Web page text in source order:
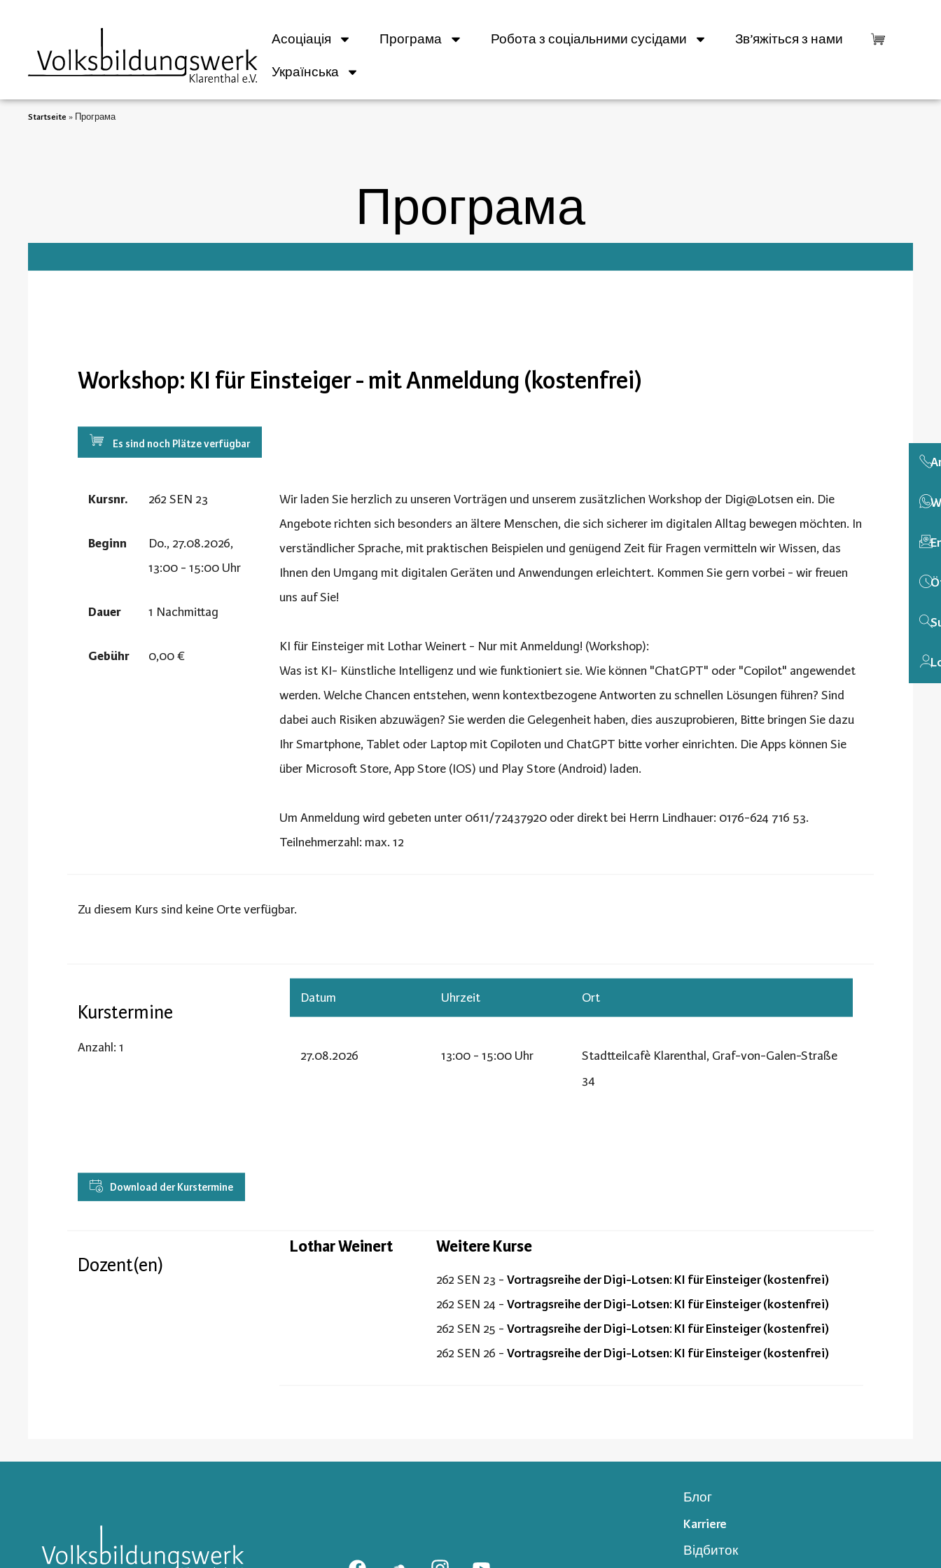
Асоціація Програма Робота з соціальними сусідами Зв’яжіться з нами
Українська
Startseite » Програма
Програма
Workshop: KI für Einsteiger - mit Anmeldung (kostenfrei)
Es sind noch Plätze verfügbar
Kursnr. 262 SEN 23
Beginn
Do., 27.08.2026,
13:00 - 15:00 Uhr
Dauer 1 Nachmittag
Gebühr 0,00 €
Wir laden Sie herzlich zu unseren Vorträgen und unserem zusätzlichen Workshop der Digi@Lotsen ein. Die
Angebote richten sich besonders an ältere Menschen, die sich sicherer im digitalen Alltag bewegen möchten. In
verständlicher Sprache, mit praktischen Beispielen und genügend Zeit für Fragen vermitteln wir Wissen, das
Ihnen den Umgang mit digitalen Geräten und Anwendungen erleichtert. Kommen Sie gern vorbei - wir freuen
uns auf Sie!
KI für Einsteiger mit Lothar Weinert - Nur mit Anmeldung! (Workshop):
Was ist KI- Künstliche Intelligenz und wie funktioniert sie. Wie können "ChatGPT" oder "Copilot" angewendet
werden. Welche Chancen entstehen, wenn kontextbezogene Antworten zu schnellen Lösungen führen? Sind
dabei auch Risiken abzuwägen? Sie werden die Gelegenheit haben, dies auszuprobieren, Bitte bringen Sie dazu
Ihr Smartphone, Tablet oder Laptop mit Copiloten und ChatGPT bitte vorher einrichten. Die Apps können Sie
über Microsoft Store, App Store (IOS) und Play Store (Android) laden.
Um Anmeldung wird gebeten unter 0611/72437920 oder direkt bei Herrn Lindhauer: 0176-624 716 53.
Teilnehmerzahl: max. 12
Zu diesem Kurs sind keine Orte verfügbar.
Kurstermine
Anzahl: 1
Datum Uhrzeit Ort
27.08.2026 13:00 - 15:00 Uhr
Stadtteilcafè Klarenthal, Graf-von-Galen-Straße
34
Download der Kurstermine
Dozent(en)
Lothar Weinert Weitere Kurse
262 SEN 23 - Vortragsreihe der Digi-Lotsen: KI für Einsteiger (kostenfrei)
262 SEN 24 - Vortragsreihe der Digi-Lotsen: KI für Einsteiger (kostenfrei)
262 SEN 25 - Vortragsreihe der Digi-Lotsen: KI für Einsteiger (kostenfrei)
262 SEN 26 - Vortragsreihe der Digi-Lotsen: KI für Einsteiger (kostenfrei)
Блог
Karriere
Відбиток